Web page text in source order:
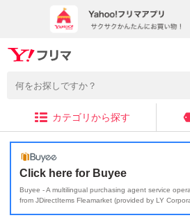
カテゴリから探す
Click here for Buyee
Buyee - A multilingual purchasing agent service
from JDirectItems Fleamarket (provided by LY